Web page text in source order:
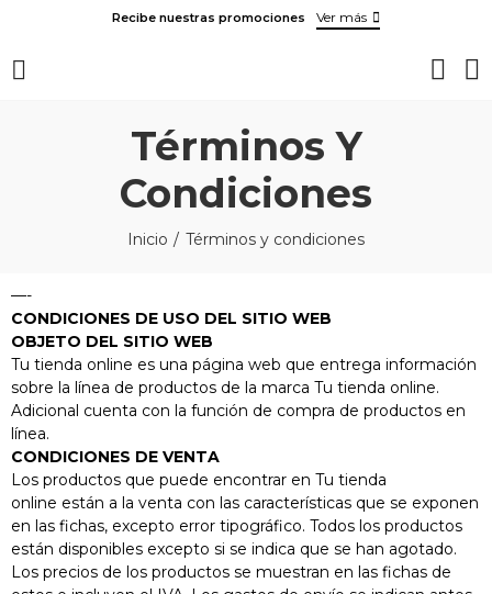
Recibe nuestras promociones Ver más
Términos Y
Condiciones
Inicio Términos y condiciones
—-
CONDICIONES DE USO DEL SITIO WEB
OBJETO DEL SITIO WEB
Tu tienda online es una página web que entrega información
sobre la línea de productos de la marca Tu tienda online.
Adicional cuenta con la función de compra de productos en
línea.
CONDICIONES DE VENTA
Los productos que puede encontrar en Tu tienda
online están a la venta con las características que se exponen
en las fichas, excepto error tipográfico. Todos los productos
están disponibles excepto si se indica que se han agotado.
Los precios de los productos se muestran en las fichas de